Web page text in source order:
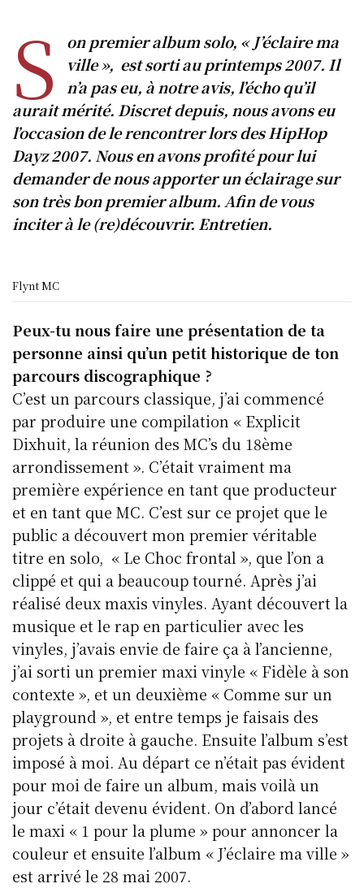
S
on premier album solo, « J’éclaire ma
ville », est sorti au printemps 2007. Il
n’a pas eu, à notre avis, l’écho qu’il
aurait mérité. Discret depuis, nous avons eu
l’occasion de le rencontrer lors des HipHop
Dayz 2007. Nous en avons profité pour lui
demander de nous apporter un éclairage sur
son très bon premier album. Afin de vous
inciter à le (re)découvrir. Entretien.
Flynt MC
Peux-tu nous faire une présentation de ta
personne ainsi qu’un petit historique de ton
parcours discographique ?
C’est un parcours classique, j’ai commencé
par produire une compilation « Explicit
Dixhuit, la réunion des MC’s du 18ème
arrondissement ». C’était vraiment ma
première expérience en tant que producteur
et en tant que MC. C’est sur ce projet que le
public a découvert mon premier véritable
titre en solo, « Le Choc frontal », que l’on a
clippé et qui a beaucoup tourné. Après j’ai
réalisé deux maxis vinyles. Ayant découvert la
musique et le rap en particulier avec les
vinyles, j’avais envie de faire ça à l’ancienne,
j’ai sorti un premier maxi vinyle « Fidèle à son
contexte », et un deuxième « Comme sur un
playground », et entre temps je faisais des
projets à droite à gauche. Ensuite l’album s’est
imposé à moi. Au départ ce n’était pas évident
pour moi de faire un album, mais voilà un
jour c’était devenu évident. On d’abord lancé
le maxi « 1 pour la plume » pour annoncer la
couleur et ensuite l’album « J’éclaire ma ville »
est arrivé le 28 mai 2007.